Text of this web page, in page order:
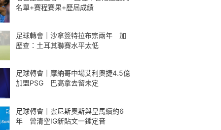
名單+賽程賽果+歷屆成績
足球轉會｜沙拿簽特拉布宗兩年 加
歷查：土耳其聯賽水平太低
足球轉會｜摩納哥中場艾利奧捷4.5億
加盟PSG 巴高拿去留未定
足球轉會｜雲尼斯奧斯與皇馬續約6
年 曾清空IG新貼文一錘定音